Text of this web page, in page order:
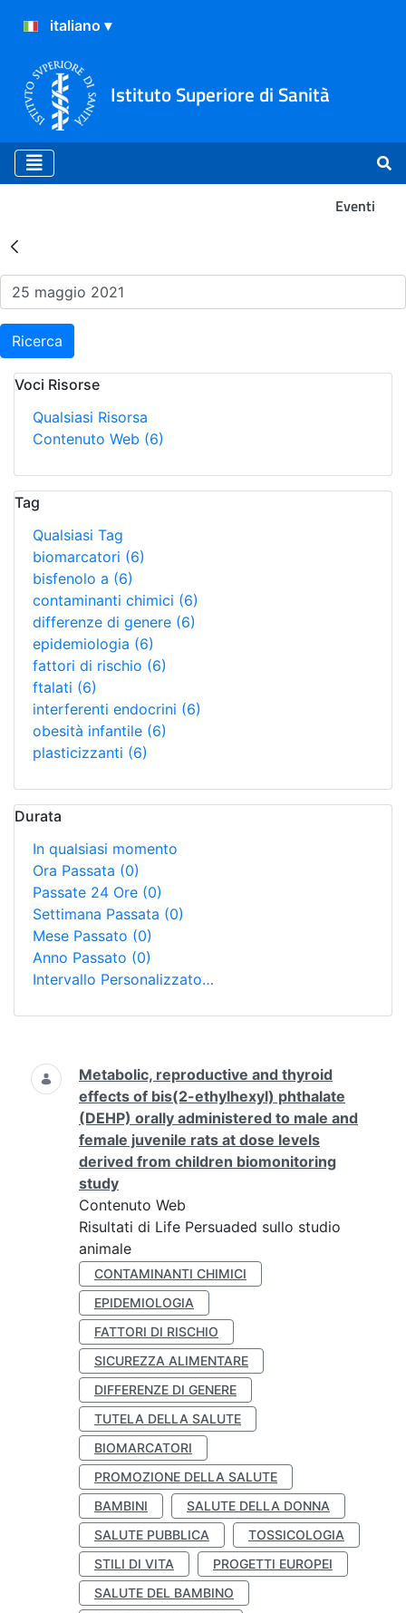
Istituto Superiore di Sanità
Eventi
Risultati della Ricerca -
Ricerca
Voci Risorse
Qualsiasi Risorsa
Contenuto Web (6)
Tag
Qualsiasi Tag
biomarcatori (6)
bisfenolo a (6)
contaminanti chimici (6)
differenze di genere (6)
epidemiologia (6)
fattori di rischio (6)
ftalati (6)
interferenti endocrini (6)
obesità infantile (6)
plasticizzanti (6)
Durata
In qualsiasi momento
Ora Passata (0)
Passate 24 Ore (0)
Settimana Passata (0)
Mese Passato (0)
Anno Passato (0)
Intervallo Personalizzato…
Ricerca
Metabolic, reproductive and thyroid
effects of bis(2-ethylhexyl) phthalate
(DEHP) orally administered to male and
female juvenile rats at dose levels
derived from children biomonitoring
study
Contenuto Web
Risultati di Life Persuaded sullo studio
animale
CONTAMINANTI CHIMICI
EPIDEMIOLOGIA
FATTORI DI RISCHIO
SICUREZZA ALIMENTARE
DIFFERENZE DI GENERE
TUTELA DELLA SALUTE
BIOMARCATORI
PROMOZIONE DELLA SALUTE
BAMBINI
SALUTE DELLA DONNA
SALUTE PUBBLICA
TOSSICOLOGIA
STILI DI VITA
PROGETTI EUROPEI
SALUTE DEL BAMBINO